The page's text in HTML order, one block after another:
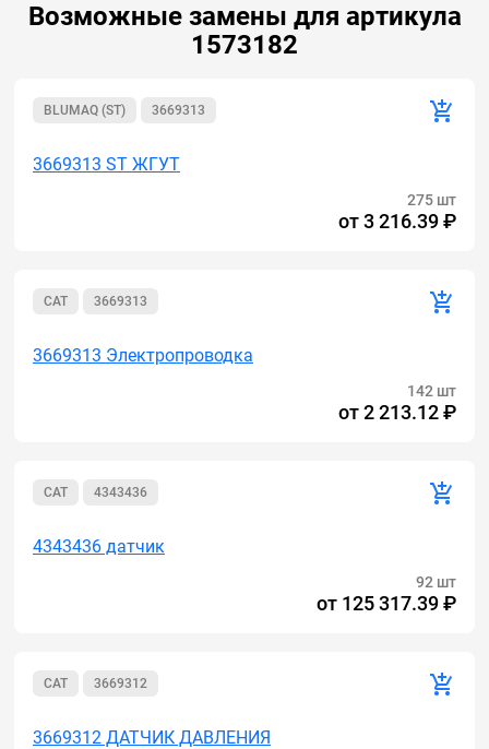
Возможные замены для артикула
1573182
BLUMAQ (ST) 3669313
3669313 ST ЖГУТ
275 шт
от3 216.39 ₽
CAT 3669313
3669313 Электропроводка
142 шт
от2 213.12 ₽
CAT 4343436
4343436 датчик
92 шт
от 125 317.39 ₽
CAT 3669312
3669312 ДАТЧИК ДАВЛЕНИЯ